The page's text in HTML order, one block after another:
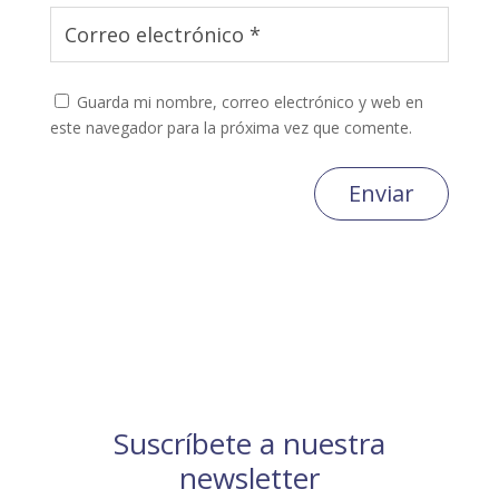
Guarda mi nombre, correo electrónico y web en
este navegador para la próxima vez que comente.
Enviar
Suscríbete a nuestra
newsletter